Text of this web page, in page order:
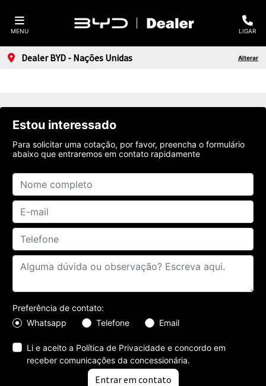
MENU LIGAR
Dealer BYD - Nações Unidas Alterar
Estou interessado
Para solicitar uma cotação, por favor, preencha o formulário
abaixo que entraremos em contato rapidamente
Preferência de contato:
Whatsapp
Telefone Email
Li e aceito a Política de Privacidade e concordo em
receber comunicações da concessionária.
Entrar em contato